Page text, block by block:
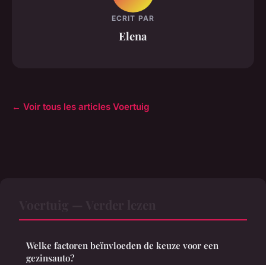
ECRIT PAR
Elena
← Voir tous les articles Voertuig
Welke factoren beïnvloeden de keuze voor een
gezinsauto?